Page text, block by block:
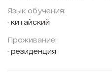
Язык обучения:
китайский
Проживание:
резиденция